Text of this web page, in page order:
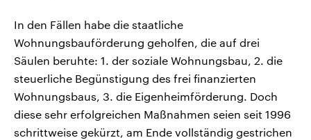
In den Fällen habe die staatliche
Wohnungsbauförderung geholfen, die auf drei
Säulen beruhte: 1. der soziale Wohnungsbau, 2. die
steuerliche Begünstigung des frei finanzierten
Wohnungsbaus, 3. die Eigenheimförderung. Doch
diese sehr erfolgreichen Maßnahmen seien seit 1996
schrittweise gekürzt, am Ende vollständig gestrichen